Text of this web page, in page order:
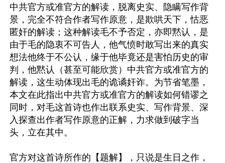
中共官方或准官方的解读，脱离史实、隐瞒写作背
景，完全不符合作者写作原意，是欺哄天下，怙恶
匿奸的解读；这种解读毛不予否定，亦即黙认，是
由于毛的隐衷不可告人，他气愤时敢写出来的真实
想法他终于不公认，缘于他毕竟还是害怕历史的审
判，他黙认（甚至可能欣赏）中共官方或准官方的
解读，这生动体现出毛的诡谲奸诈。为节省笔墨，
本文在此指出中共官方或准官方的解读如何错谬之
同时，对毛这首诗也作出联系史实、写作背景、深
入探查出作者写作原意的正解，力求做到破字当
头，立在其中。
官方对这首诗所作的【题解】，只说是生日之作，